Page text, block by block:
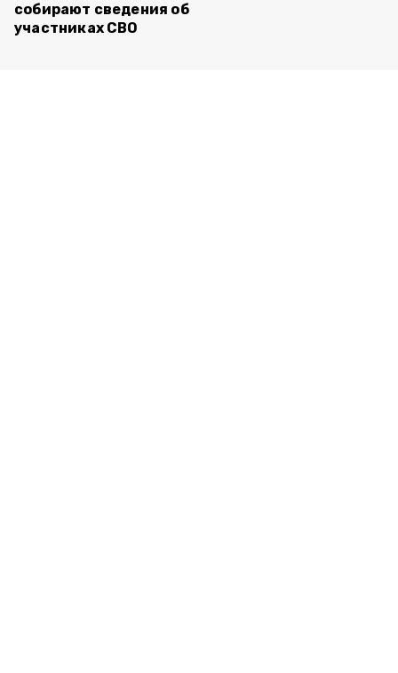
собирают сведения об
участниках СВО